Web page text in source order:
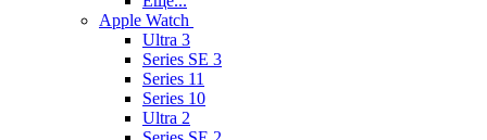
Apple Watch
Ultra 3
Series SE 3
Series 11
Series 10
Ultra 2